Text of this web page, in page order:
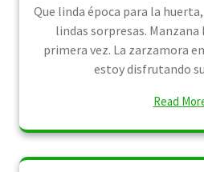
Que linda época para la
lindas sorpresas.
primera vez. La zarzamora
estoy disfrutando
Read